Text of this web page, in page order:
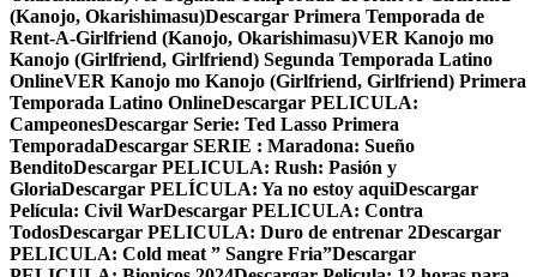
(Kanojo, Okarishimasu)Descargar Primera Temporada de
Rent-A-Girlfriend (Kanojo, Okarishimasu)VER Kanojo mo
Kanojo (Girlfriend, Girlfriend) Segunda Temporada Latino
OnlineVER Kanojo mo Kanojo (Girlfriend, Girlfriend) Primera
Temporada Latino OnlineDescargar PELICULA:
CampeonesDescargar Serie: Ted Lasso Primera
TemporadaDescargar SERIE : Maradona: Sueño
BenditoDescargar PELICULA: Rush: Pasión y
GloriaDescargar PELÍCULA: Ya no estoy aquiDescargar
Película: Civil WarDescargar PELICULA: Contra
TodosDescargar PELICULA: Duro de entrenar 2Descargar
PELICULA: Cold meat ” Sangre Fria”Descargar